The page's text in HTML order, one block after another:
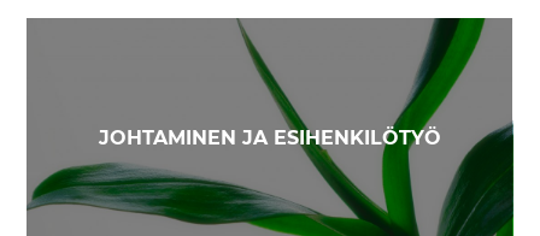
JOHTAMINEN JA ESIHENKILÖTYÖ